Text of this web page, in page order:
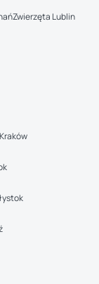
Zwierzęta Lublin